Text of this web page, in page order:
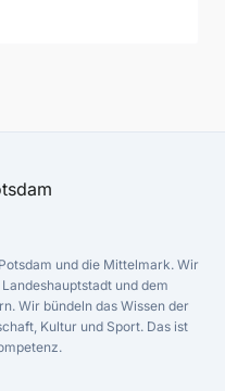
und die Mittelmark. Wir
und dem
Wir bündeln das Wissen der
Kultur und Sport. Das ist